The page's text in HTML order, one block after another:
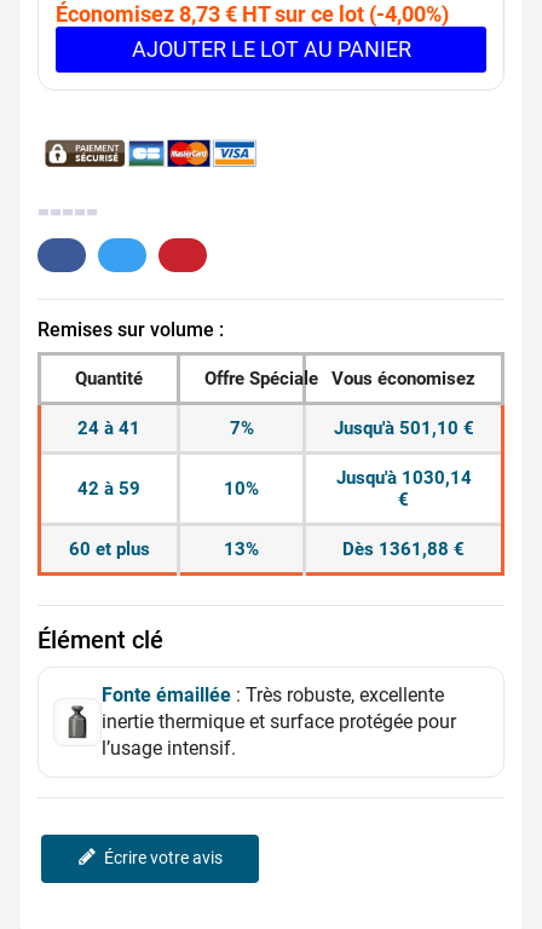
Économisez 8,73 € HT sur ce lot (-4,00%)
AJOUTER LE LOT AU PANIER
Remises sur volume :
Quantité Offre Spéciale Vous économisez
24 à 41 7% Jusqu'à 501,10 €
42 à 59 10%
Jusqu'à 1030,14
€
60 et plus 13% Dès 1361,88 €
Élément clé
Fonte émaillée : Très robuste, excellente
inertie thermique et surface protégée pour
l’usage intensif.
Écrire votre avis